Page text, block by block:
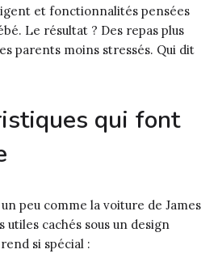
et fonctionnalités pensées
Le résultat ? Des repas plus
parents moins stressés. Qui dit
qui font
peu comme la voiture de James
utiles cachés sous un design
si spécial :